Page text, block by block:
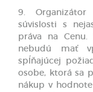
9.
súvislosti s
práva na
nebudú mať
spĺňajúcej
osobe, ktorá sa
nákup v